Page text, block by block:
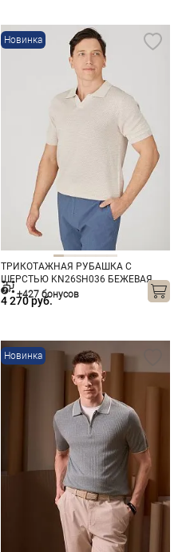
Новинка
ТРИКОТАЖНАЯ РУБАШКА С
ШЕРСТЬЮ KN26SH036 БЕЖЕВАЯ
4 270 руб.
+427 бонусов
Новинка